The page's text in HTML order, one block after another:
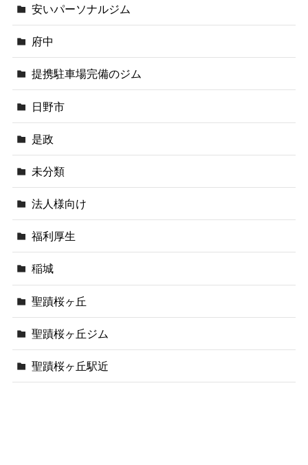
安いパーソナルジム
府中
提携駐車場完備のジム
日野市
是政
未分類
法人様向け
福利厚生
稲城
聖蹟桜ヶ丘
聖蹟桜ヶ丘ジム
聖蹟桜ヶ丘駅近